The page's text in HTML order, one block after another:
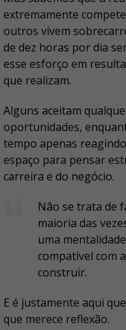
extremamente
outros vivem
de dez horas por dia
esse esforço em
que realizam.
Alguns aceitam
oportunidades,
tempo apenas
espaço para pensar
carreira e do negócio.
Não se trata de
maioria das
uma
compatível com
construir.
E é justamente aqui
que merece reflexão.